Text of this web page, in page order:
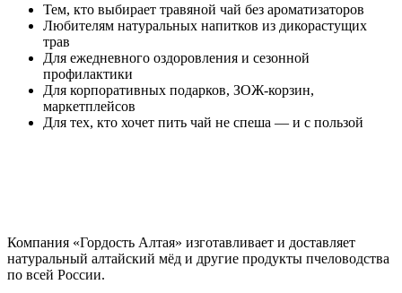
Тем, кто выбирает травяной чай без ароматизаторов
Любителям натуральных напитков из дикорастущих
трав
Для ежедневного оздоровления и сезонной
профилактики
Для корпоративных подарков, ЗОЖ-корзин,
маркетплейсов
Для тех, кто хочет пить чай не спеша — и с пользой
Компания «Гордость Алтая» изготавливает и доставляет
натуральный алтайский мёд и другие продукты пчеловодства
по всей России.